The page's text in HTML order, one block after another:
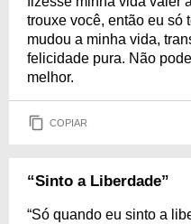
trouxe você, então eu só
mudou a minha vida,
felicidade pura. Não
melhor.
COPIAR
“Sinto a Liberdade”
“Só quando eu sinto a